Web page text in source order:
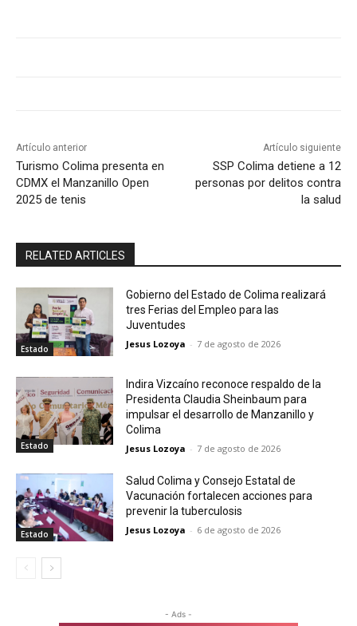
Artículo anterior
Turismo Colima presenta en
CDMX el Manzanillo Open
2025 de tenis
Artículo siguiente
SSP Colima detiene a 12
personas por delitos contra
la salud
RELATED ARTICLES
Estado
Gobierno del Estado de Colima realizará
tres Ferias del Empleo para las
Juventudes
Jesus Lozoya - 7 de agosto de 2026
Estado
Indira Vizcaíno reconoce respaldo de la
Presidenta Claudia Sheinbaum para
impulsar el desarrollo de Manzanillo y
Colima
Jesus Lozoya - 7 de agosto de 2026
Estado
Salud Colima y Consejo Estatal de
Vacunación fortalecen acciones para
prevenir la tuberculosis
Jesus Lozoya - 6 de agosto de 2026
- Ads -